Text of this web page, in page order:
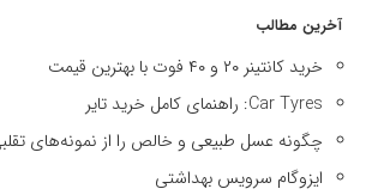
آخرین مطالب
خرید کانتینر ۲۰ و ۴۰ فوت با بهترین قیمت
Car Tyres: راهنمای کامل خرید تایر
چگونه عسل طبیعی و خالص را از نمونه‌های
ایزوگام سرویس بهداشتی